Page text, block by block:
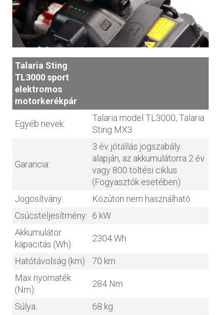
Talaria Sting
TL3000 sport
elektromos
motorkerékpár
Egyéb nevek:
Talaria model TL3000, Talaria
Sting MX3
Garancia:
3 év jótállás jogszabály
alapján, az akkumulátorra 2 év
vagy 800 töltési ciklus
(Fogyasztók esetében)
Jogosítvány:
Közúton nem használható
Csúcsteljesítmény: 6 kW
Akkumulátor
kapacitás (Wh):
2304 Wh
Hatótávolság (km)
70 km
Max nyomaték
(Nm):
284 Nm
Súlya:
68 kg